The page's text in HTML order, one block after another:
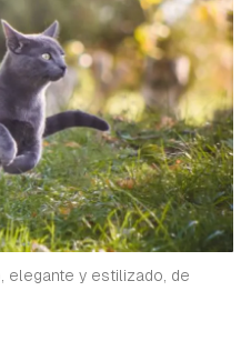
elegante y estilizado, de